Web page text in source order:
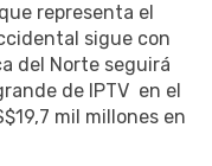
representa el
sigue con
del Norte seguirá
de IPTV en el
mil millones en